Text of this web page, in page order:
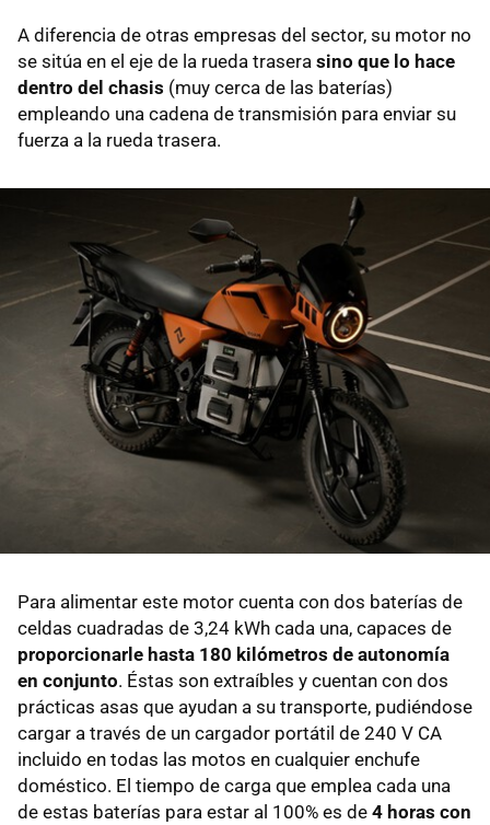
A diferencia de otras empresas del sector, su motor no
se sitúa en el eje de la rueda trasera sino que lo hace
dentro del chasis (muy cerca de las baterías)
empleando una cadena de transmisión para enviar su
fuerza a la rueda trasera.
Para alimentar este motor cuenta con dos baterías de
celdas cuadradas de 3,24 kWh cada una, capaces de
proporcionarle hasta 180 kilómetros de autonomía
en conjunto. Éstas son extraíbles y cuentan con dos
prácticas asas que ayudan a su transporte, pudiéndose
cargar a través de un cargador portátil de 240 V CA
incluido en todas las motos en cualquier enchufe
doméstico. El tiempo de carga que emplea cada una
de estas baterías para estar al 100% es de 4 horas con